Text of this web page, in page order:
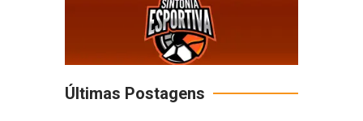
Últimas Postagens